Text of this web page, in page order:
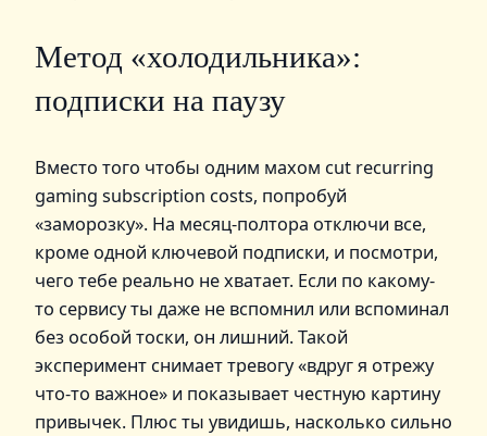
Метод «холодильника»:
подписки на паузу
Вместо того чтобы одним махом cut recurring
gaming subscription costs, попробуй
«заморозку». На месяц-полтора отключи все,
кроме одной ключевой подписки, и посмотри,
чего тебе реально не хватает. Если по какому-
то сервису ты даже не вспомнил или вспоминал
без особой тоски, он лишний. Такой
эксперимент снимает тревогу «вдруг я отрежу
что-то важное» и показывает честную картину
привычек. Плюс ты увидишь, насколько сильно